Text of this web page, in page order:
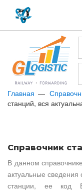
Главная
станций, вся
Справочник
В данном
актуальные
станции, ее код